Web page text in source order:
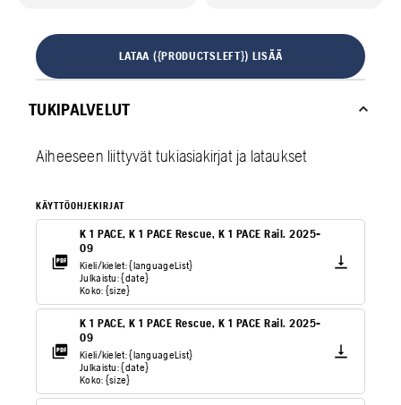
LATAA ({PRODUCTSLEFT}) LISÄÄ
TUKIPALVELUT
Aiheeseen liittyvät tukiasiakirjat ja lataukset
KÄYTTÖOHJEKIRJAT
K 1 PACE, K 1 PACE Rescue, K 1 PACE Rail. 2025-
09
Kieli/kielet: {languageList}
Julkaistu: {date}
Koko: {size}
K 1 PACE, K 1 PACE Rescue, K 1 PACE Rail. 2025-
09
Kieli/kielet: {languageList}
Julkaistu: {date}
Koko: {size}